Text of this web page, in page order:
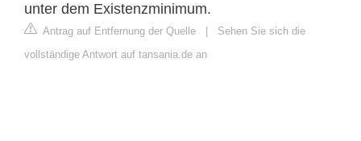
unter dem Existenzminimum.
Antrag auf Entfernung der Quelle
Sehen Sie sich die
vollständige Antwort auf tansania.de an